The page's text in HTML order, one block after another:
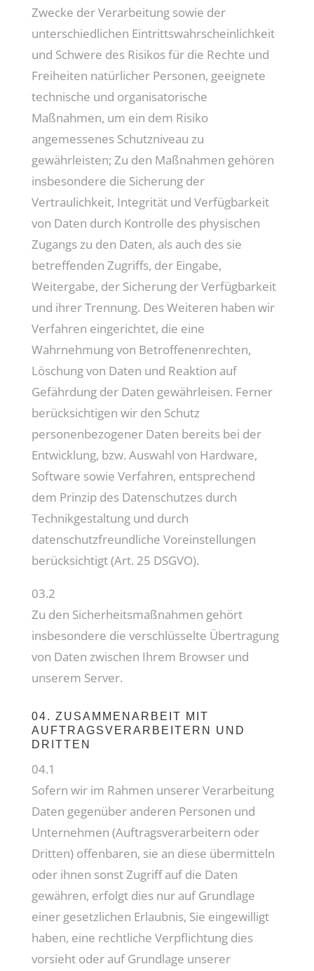
Zwecke der Verarbeitung sowie der
unterschiedlichen Eintrittswahrscheinlichkeit
und Schwere des Risikos für die Rechte und
Freiheiten natürlicher Personen, geeignete
technische und organisatorische
Maßnahmen, um ein dem Risiko
angemessenes Schutzniveau zu
gewährleisten; Zu den Maßnahmen gehören
insbesondere die Sicherung der
Vertraulichkeit, Integrität und Verfügbarkeit
von Daten durch Kontrolle des physischen
Zugangs zu den Daten, als auch des sie
betreffenden Zugriffs, der Eingabe,
Weitergabe, der Sicherung der Verfügbarkeit
und ihrer Trennung. Des Weiteren haben wir
Verfahren eingerichtet, die eine
Wahrnehmung von Betroffenenrechten,
Löschung von Daten und Reaktion auf
Gefährdung der Daten gewährleisen. Ferner
berücksichtigen wir den Schutz
personenbezogener Daten bereits bei der
Entwicklung, bzw. Auswahl von Hardware,
Software sowie Verfahren, entsprechend
dem Prinzip des Datenschutzes durch
Technikgestaltung und durch
datenschutzfreundliche Voreinstellungen
berücksichtigt (Art. 25 DSGVO).
03.2
Zu den Sicherheitsmaßnahmen gehört
insbesondere die verschlüsselte Übertragung
von Daten zwischen Ihrem Browser und
unserem Server.
04. ZUSAMMENARBEIT MIT
AUFTRAGSVERARBEITERN UND
DRITTEN
04.1
Sofern wir im Rahmen unserer Verarbeitung
Daten gegenüber anderen Personen und
Unternehmen (Auftragsverarbeitern oder
Dritten) offenbaren, sie an diese übermitteln
oder ihnen sonst Zugriff auf die Daten
gewähren, erfolgt dies nur auf Grundlage
einer gesetzlichen Erlaubnis, Sie eingewilligt
haben, eine rechtliche Verpflichtung dies
vorsieht oder auf Grundlage unserer